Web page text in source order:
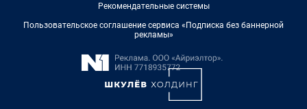
Рекомендательные системы
Пользовательское соглашение сервиса «Подписка без баннерной
рекламы»